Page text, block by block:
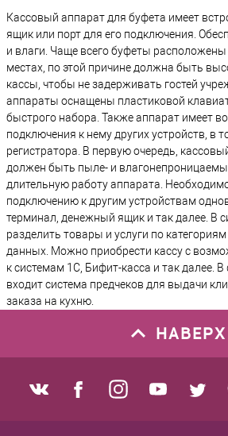
Кассовый аппарат для буфета имеет
ящик или порт для его подключения.
и влаги. Чаще всего буфеты
местах, по этой причине должна быть
кассы, чтобы не задерживать гостей
аппараты оснащены пластиковой
быстрого набора. Также аппарат имеет
подключения к нему других устройств, в
регистратора. В первую очередь,
должен быть пыле- и
длительную работу аппарата.
подключению к другим устройствам
терминал, денежный ящик и так далее. В
разделить товары и услуги по
данных. Можно приобрести кассу с
к системам 1С, Бифит-касса и так далее.
входит система предчеков для выдачи
заказа на кухню.
НАВЕРХ